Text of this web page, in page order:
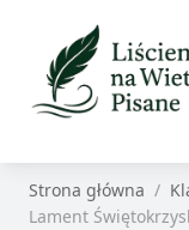
Strona główna
Lament